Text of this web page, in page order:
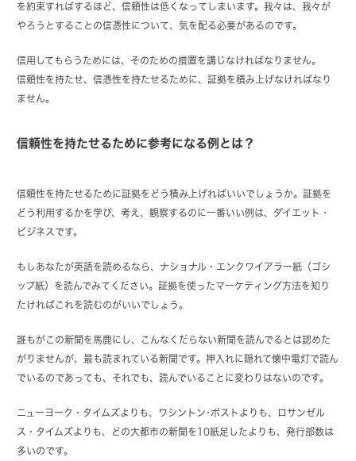
を約束すればするほど、信頼性は低くなってしまいます。我々は、我々が
やろうとすることの信憑性について、気を配る必要があるのです。
信用してもらうためには、そのための措置を講じなければなりません。
信頼性を持たせ、信憑性を持たせるために、証拠を積み上げなければなり
ません。
信頼性を持たせるために参考になる例とは？
信頼性を持たせるために証拠をどう積み上げればいいでしょうか。証拠を
どう利用するかを学び、考え、観察するのに一番いい例は、ダイエット・
ビジネスです。
もしあなたが英語を読めるなら、ナショナル・エンクワイアラー紙（ゴシ
ップ紙）を読んでみてください。証拠を使ったマーケティング方法を知り
たければこれを読むのがいいでしょう。
誰もがこの新聞を馬鹿にし、こんなくだらない新聞を読んでるとは認めた
がりませんが、最も読まれている新聞です。押入れに隠れて懐中電灯で読ん
でいるのであっても、それでも、読んでいることに変わりはないのです。
ニューヨーク・タイムズよりも、ワシントン･ポストよりも、ロサンゼル
ス・タイムズよりも、どの大都市の新聞を10紙足したよりも、発行部数は
多いのです。